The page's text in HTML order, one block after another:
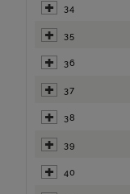
34
35
36
37
38
39
40